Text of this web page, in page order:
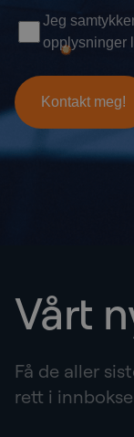
Vårt
Få de aller
rett i